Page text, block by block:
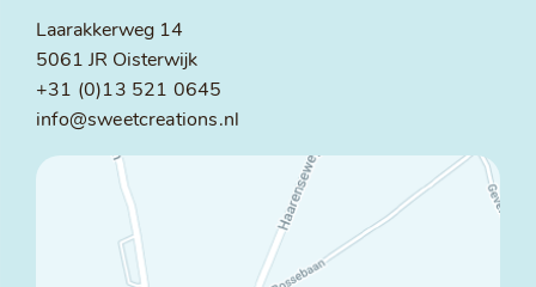
Laarakkerweg 14
5061 JR Oisterwijk
+31 (0)13 521 0645
info@sweetcreations.nl